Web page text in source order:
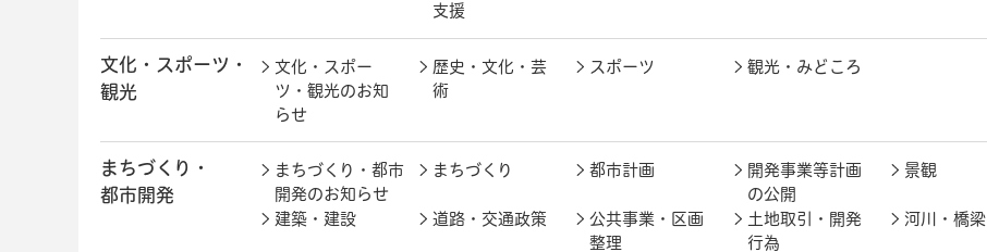
支援
文化・スポーツ・
観光
文化・スポー
ツ・観光のお知
らせ
歴史・文化・芸
術
スポーツ 観光・みどころ
まちづくり・
都市開発
まちづくり・都市
開発のお知らせ
まちづくり 都市計画
開発事業等計画
の公開
景観
建築・建設 道路・交通政策
公共事業・区画
整理
土地取引・開発
行為
河川・橋梁